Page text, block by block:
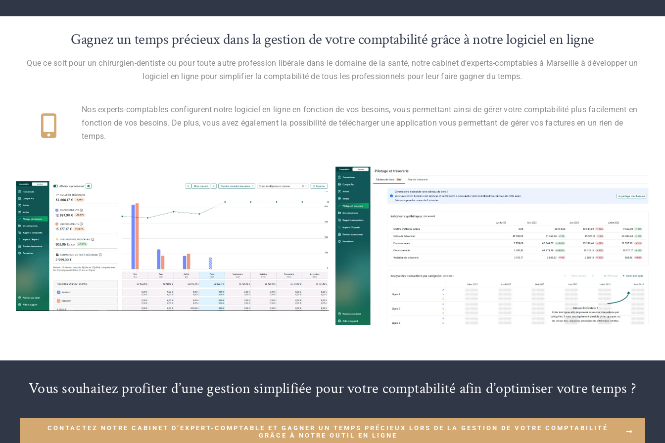
Gagnez un temps précieux dans la gestion de votre comptabilité grâce à notre logiciel en ligne
Que ce soit pour un chirurgien-dentiste ou pour toute autre profession libérale dans le domaine de la santé, notre cabinet d’experts-comptables à Marseille à développer un
logiciel en ligne pour simplifier la comptabilité de tous les professionnels pour leur faire gagner du temps.
Nos experts-comptables configurent notre logiciel en ligne en fonction de vos besoins, vous permettant ainsi de gérer votre comptabilité plus facilement en
fonction de vos besoins. De plus, vous avez également la possibilité de télécharger une application vous permettant de gérer vos factures en un rien de
temps.
Vous souhaitez profiter d’une gestion simplifiée pour votre comptabilité afin d’optimiser votre temps ?
CONTACTEZ NOTRE CABINET D’EXPERT-COMPTABLE ET GAGNER UN TEMPS PRÉCIEUX LORS DE LA GESTION DE VOTRE COMPTABILITÉ
GRÂCE À NOTRE OUTIL EN LIGNE